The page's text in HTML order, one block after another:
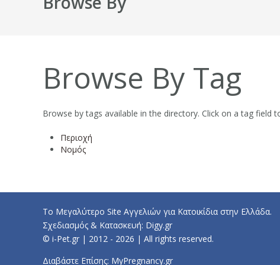
Browse By Tag
Browse by tags available in the directory. Click on a tag field
Περιοχή
Νομός
Το Μεγαλύτερο Site Αγγελιών για Κατοικίδια στην Ελλάδα.
Σχεδιασμός & Κατασκευή: Digy.gr
© i-Pet.gr | 2012 - 2026 | All rights reserved.
Διαβάστε Επίσης: MyPregnancy.gr